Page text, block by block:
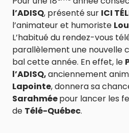
l’ADISQ, présenté sur ICI
l’animateur et humoriste
L’habitué du rendez-vous
parallèlement une nouvelle
bal cette année. En effet, le
l’ADISQ,anciennement
Lapointe, donnera sa
Sarahméepour lancer les
de Télé-Québec.